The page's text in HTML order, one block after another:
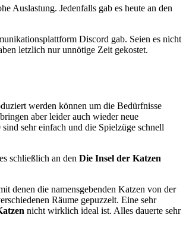
Auslastung. Jedenfalls gab es heute an den
Discord gab. Seien es nicht
letzlich nur unnötige Zeit gekostet.
werden können um die Bedürfnisse
aber leider auch wieder neue
sind sehr einfach und die Spielzüge schnell
schließlich an den Die Insel der Katzen
denen die namensgebenden Katzen von der
Räume gepuzzelt. Eine sehr
nicht wirklich ideal ist. Alles dauerte sehr